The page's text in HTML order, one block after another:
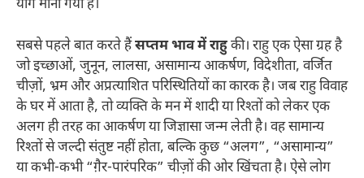
योग माना गया है।
सबसे पहले बात करते हैंसप्तम भाव में राहुकी। राहु एक ऐसा ग्रह है
जो इच्छाओं, जुनून, लालसा, असामान्य आकर्षण, विदेशीता, वर्जित
चीज़ों, भ्रम और अप्रत्याशित परिस्थितियों का कारक है। जब राहु विवाह
के घर में आता है, तो व्यक्ति के मन में शादी या रिश्तों को लेकर एक
अलग ही तरह का आकर्षण या जिज्ञासा जन्म लेती है। वह सामान्य
रिश्तों से जल्दी संतुष्ट नहीं होता, बल्कि कुछ “अलग”, “असामान्य”
या कभी-कभी “ग़ैर-पारंपरिक” चीज़ों की ओर खिंचता है। ऐसे लोग